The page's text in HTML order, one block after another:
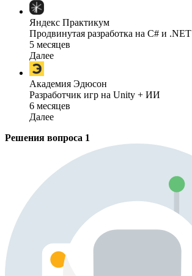
Яндекс Практикум
Продвинутая разработка на C# и .NET
5 месяцев
Далее
Академия Эдюсон
Разработчик игр на Unity + ИИ
6 месяцев
Далее
Решения вопроса 1